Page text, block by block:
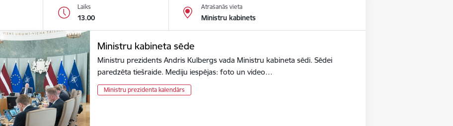
Laiks
13.00
Atrašanās vieta
Ministru kabinets
Ministru kabineta sēde
Ministru prezidents Andris Kulbergs vada Ministru kabineta sēdi. Sēdei
paredzēta tiešraide. Mediju iespējas: foto un video…
Ministru prezidenta kalendārs